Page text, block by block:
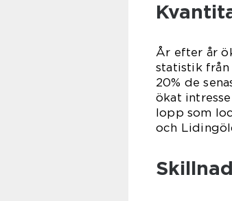
År efter år
statistik från
20% de
ökat
lopp som
och